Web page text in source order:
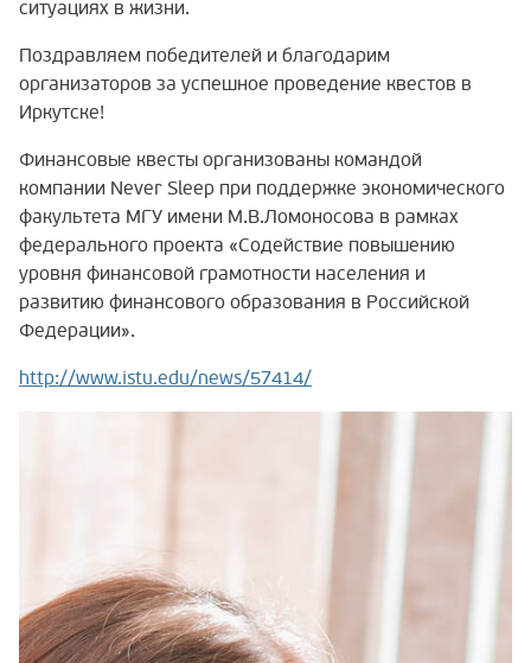
ситуациях в жизни.
Поздравляем победителей и благодарим
организаторов за успешное проведение квестов в
Иркутске!
Финансовые квесты организованы командой
компании Never Sleep при поддержке экономического
факультета МГУ имени М.В.Ломоносова в рамках
федерального проекта «Содействие повышению
уровня финансовой грамотности населения и
развитию финансового образования в Российской
Федерации».
http://www.istu.edu/news/57414/